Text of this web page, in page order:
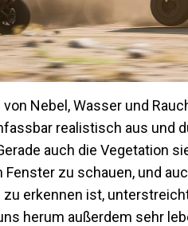
Nebel, Wasser und
realistisch aus und
auch die Vegetation
zu schauen, und
erkennen ist,
herum außerdem sehr